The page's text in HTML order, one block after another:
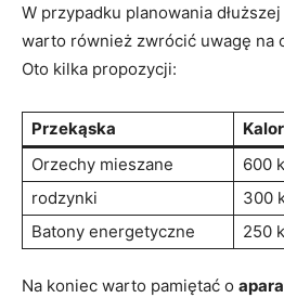
W przypadku planowania
warto również zwrócić uwagę na
Oto kilka propozycji:
Przekąska
Orzechy mieszane
600
rodzynki
300
Batony energetyczne
250
Na koniec warto ⁣pamiętać o